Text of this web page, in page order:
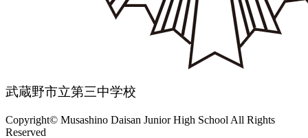
武蔵野市立第三中学校
Copyright© Musashino Daisan Junior High School All Rights
Reserved